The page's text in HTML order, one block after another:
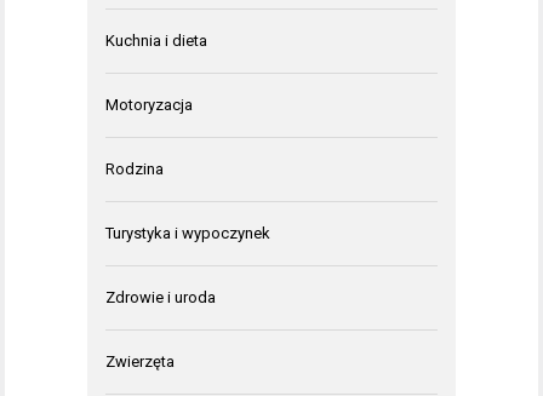
Kuchnia i dieta
Motoryzacja
Rodzina
Turystyka i wypoczynek
Zdrowie i uroda
Zwierzęta